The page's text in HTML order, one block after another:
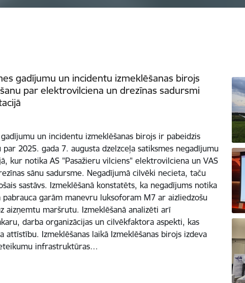
gadījumu un incidentu izmeklēšanas birojs
par elektrovilciena un drezīnas sadursmi
un incidentu izmeklēšanas birojs ir pabeidzis
par 2025. gada 7. augusta dzelzceļa satiksmes negadījumu
kur notika AS "Pasažieru vilciens" elektrovilciena un VAS
sānu sadursme. Negadījumā cilvēki necieta, taču
sastāvs. Izmeklēšanā konstatēts, ka negadījums notika
garām manevru luksoforam M7 ar aizliedzošu
aizņemtu maršrutu. Izmeklēšanā analizēti arī
darba organizācijas un cilvēkfaktora aspekti, kas
attīstību. Izmeklēšanas laikā Izmeklēšanas birojs izdeva
infrastruktūras…